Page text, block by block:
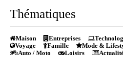
Thématiques
Maison Entreprises
Voyage
Famille Mode &
Auto / Moto
Loisirs